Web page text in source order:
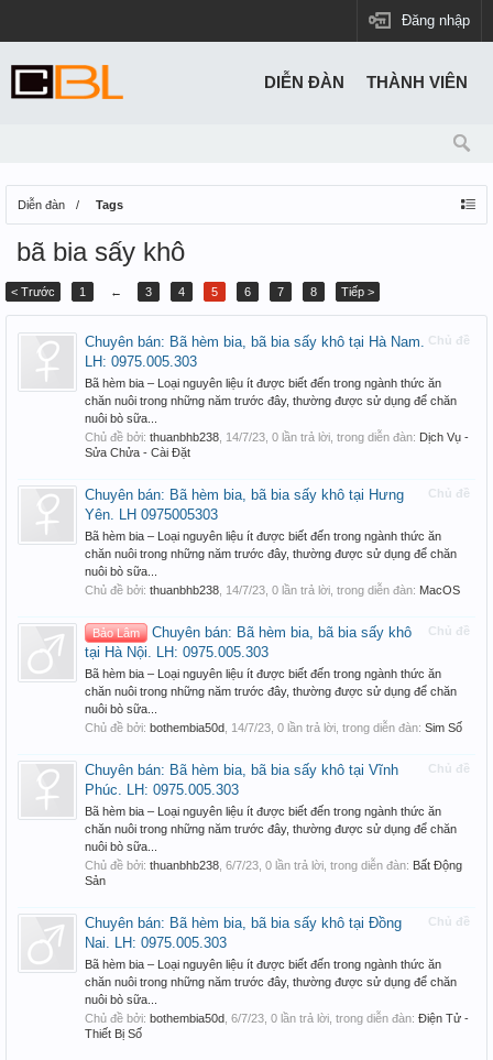
Đăng nhập
Diễn đàn Tags
bã bia sấy khô
< Trước 1 ← 3 4 5 6 7 8 Tiếp >
Chủ đề
Chuyên bán: Bã hèm bia, bã bia sấy khô tại Hà Nam.
LH: 0975.005.303
Bã hèm bia – Loại nguyên liệu ít được biết đến trong ngành thức ăn
chăn nuôi trong những năm trước đây, thường được sử dụng để chăn
nuôi bò sữa...
Chủ đề bởi: thuanbhb238 14/7/23 , 0 lần trả lời, trong diễn đàn: Dịch Vụ -
Sửa Chửa - Cài Đặt
Chủ đề
Chuyên bán: Bã hèm bia, bã bia sấy khô tại Hưng
Yên. LH 0975005303
Bã hèm bia – Loại nguyên liệu ít được biết đến trong ngành thức ăn
chăn nuôi trong những năm trước đây, thường được sử dụng để chăn
nuôi bò sữa...
Chủ đề bởi: thuanbhb238 14/7/23 , 0 lần trả lời, trong diễn đàn: MacOS
Chủ đề
Bảo Lâm
Chuyên bán: Bã hèm bia, bã bia sấy khô
tại Hà Nội. LH: 0975.005.303
Bã hèm bia – Loại nguyên liệu ít được biết đến trong ngành thức ăn
chăn nuôi trong những năm trước đây, thường được sử dụng để chăn
nuôi bò sữa...
Chủ đề bởi: bothembia50d 14/7/23 , 0 lần trả lời, trong diễn đàn: Sim Số
Chủ đề
Chuyên bán: Bã hèm bia, bã bia sấy khô tại Vĩnh
Phúc. LH: 0975.005.303
Bã hèm bia – Loại nguyên liệu ít được biết đến trong ngành thức ăn
chăn nuôi trong những năm trước đây, thường được sử dụng để chăn
nuôi bò sữa...
Chủ đề bởi: thuanbhb238 6/7/23 , 0 lần trả lời, trong diễn đàn: Bất Động
Sản
Chủ đề
Chuyên bán: Bã hèm bia, bã bia sấy khô tại Đồng
Nai. LH: 0975.005.303
Bã hèm bia – Loại nguyên liệu ít được biết đến trong ngành thức ăn
chăn nuôi trong những năm trước đây, thường được sử dụng để chăn
nuôi bò sữa...
Chủ đề bởi: bothembia50d 6/7/23 , 0 lần trả lời, trong diễn đàn: Điện Tử -
Thiết Bị Số
DIỄN ĐÀN THÀNH VIÊN